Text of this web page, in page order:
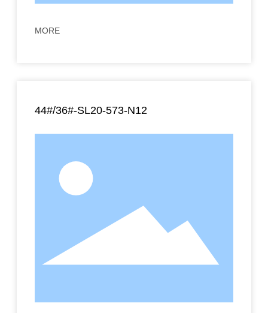
MORE
44#/36#-SL20-573-N12